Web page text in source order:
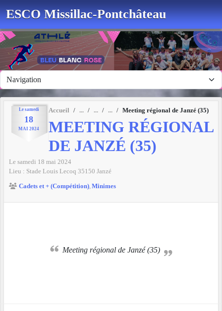
ESCO Missillac-Pontchâteau
Le samedi
18
MAI 2024
Accueil Meeting régional de Janzé (35)
MEETING RÉGIONAL
DE JANZÉ (35)
Le samedi 18 mai 2024
Lieu : Stade Louis Lecoq 35150 Janzé
Cadets et + (Compétition) Minimes
Meeting régional de Janzé (35)